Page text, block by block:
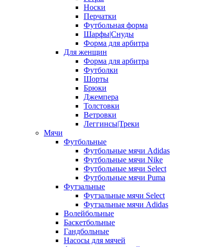
Носки
Перчатки
Футбольная форма
Шарфы|Снуды
Форма для арбитра
Для женщин
Форма для арбитра
Футболки
Шорты
Брюки
Джемпера
Толстовки
Ветровки
Леггинсы|Треки
Мячи
Футбольные
Футбольные мячи Adidas
Футбольные мячи Nike
Футбольные мячи Select
Футбольные мячи Puma
Футзальные
Футзальные мячи Select
Футзальные мячи Adidas
Волейбольные
Баскетбольные
Гандбольные
Насосы для мячей